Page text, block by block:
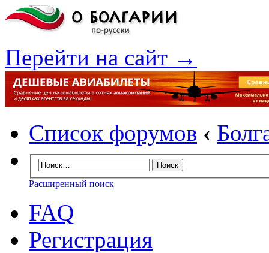
Перейти на сайт →
Список форумов ‹
Расширенный поиск
FAQ
Регистрация